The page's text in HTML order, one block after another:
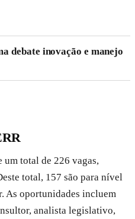
debate inovação e manejo
um total de 226 vagas,
total, 157 são para nível
As oportunidades incluem
analista legislativo,